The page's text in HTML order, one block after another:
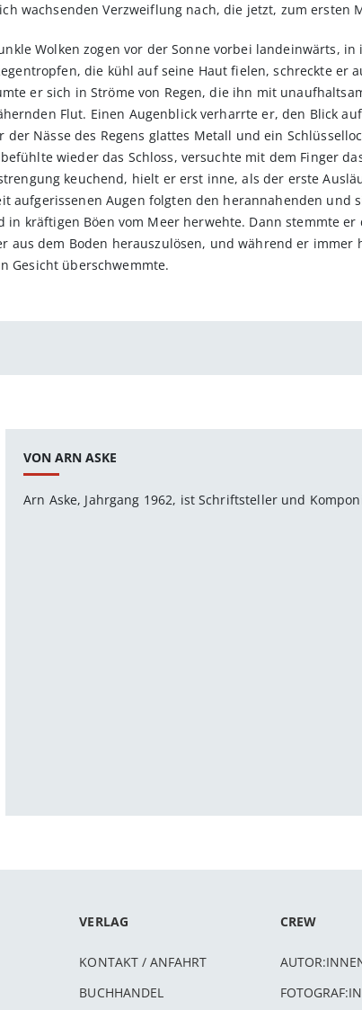
wachsenden Verzweiflung nach, die jetzt, zum ersten
Wolken zogen vor der Sonne vorbei landeinwärts,
die kühl auf seine Haut fielen, schreckte er
er sich in Ströme von Regen, die ihn mit
Flut. Einen Augenblick verharrte er, den Blick
Nässe des Regens glattes Metall und ein
wieder das Schloss, versuchte mit dem Finger
keuchend, hielt er erst inne, als der erste
aufgerissenen Augen folgten den herannahenden und
kräftigen Böen vom Meer herwehte. Dann stemmte er
aus dem Boden herauszulösen, und während er immer
Gesicht überschwemmte.
VON ARN ASKE
Arn Aske, Jahrgang 1962, ist Schriftsteller und
VERLAG
KONTAKT / ANFAHRT
BUCHHANDEL
CREW